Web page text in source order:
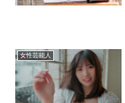
女性芸能人